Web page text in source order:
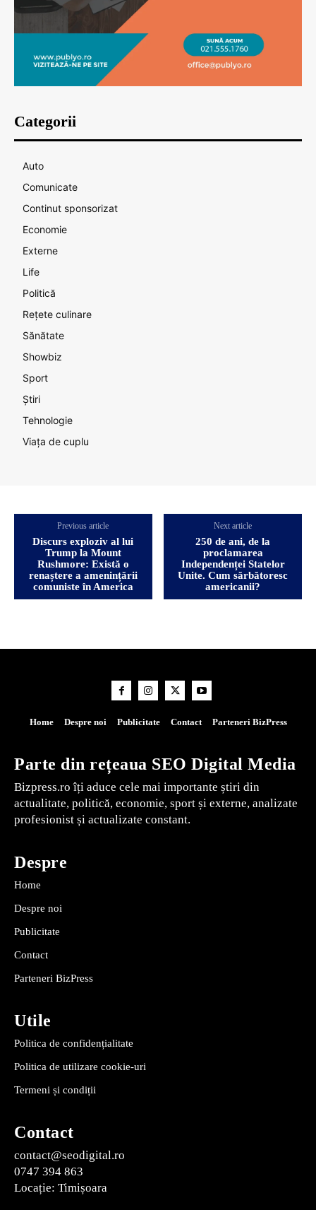
Categorii
Auto
Comunicate
Continut sponsorizat
Economie
Externe
Life
Politică
Rețete culinare
Sănătate
Showbiz
Sport
Știri
Tehnologie
Viața de cuplu
Previous article
Discurs exploziv al lui
Trump la Mount
Rushmore: Există o
renaștere a amenințării
comuniste în America
Next article
250 de ani, de la
proclamarea
Independenței Statelor
Unite. Cum sărbătoresc
americanii?
Home Despre noi Publicitate Contact Parteneri BizPress
Parte din rețeaua SEO Digital Media
Bizpress.ro îți aduce cele mai importante știri din
actualitate, politică, economie, sport și externe, analizate
profesionist și actualizate constant.
Despre
Home
Despre noi
Publicitate
Contact
Parteneri BizPress
Utile
Politica de confidențialitate
Politica de utilizare cookie-uri
Termeni și condiții
Contact
contact@seodigital.ro
0747 394 863
Locație: Timișoara